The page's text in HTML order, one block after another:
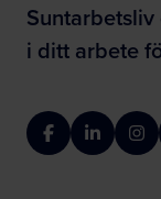
i ditt arbete
FacebookLinkedIn